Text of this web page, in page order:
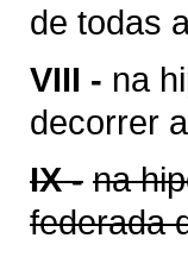
de todas
VIII - na
decorrer
IX - na
federada